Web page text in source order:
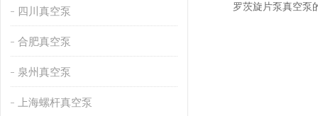
四川真空泵
合肥真空泵
泉州真空泵
上海螺杆真空泵
罗茨旋片泵真空泵